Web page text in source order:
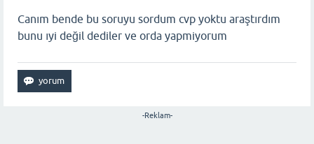
Canım bende bu soruyu sordum cvp yoktu araştırdım
bunu ıyi değil dediler ve orda yapmiyorum
-Reklam-